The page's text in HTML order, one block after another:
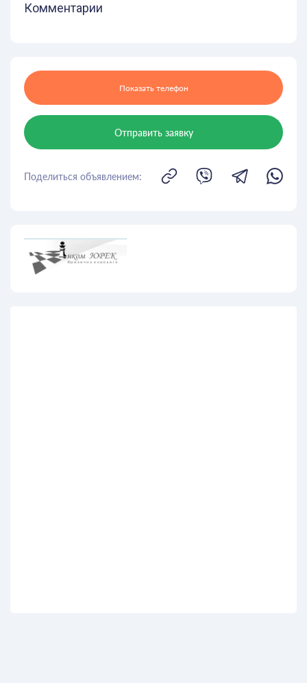
Комментарии
Показать телефон
Отправить заявку
Поделиться объявлением: